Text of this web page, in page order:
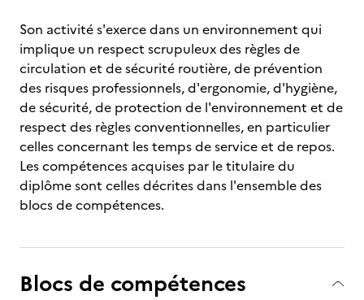
Son activité s'exerce dans un environnement qui
implique un respect scrupuleux des règles de
circulation et de sécurité routière, de prévention
des risques professionnels, d'ergonomie, d'hygiène,
de sécurité, de protection de l'environnement et de
respect des règles conventionnelles, en particulier
celles concernant les temps de service et de repos.
Les compétences acquises par le titulaire du
diplôme sont celles décrites dans l'ensemble des
blocs de compétences.
Blocs de compétences